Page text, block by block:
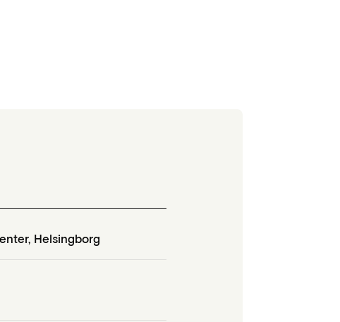
, Helsingborg